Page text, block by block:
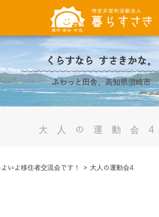
くらすなら すさきかな。
ふわっと田舎。高知県須崎市
大人の運動会4
いよ移住者交流会です！ > 大人の運動会4